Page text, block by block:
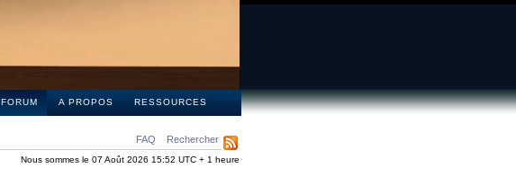
FORUM A PROPOS RESSOURCES
FAQ Rechercher
Nous sommes le 07 Août 2026 15:52 UTC + 1 heure